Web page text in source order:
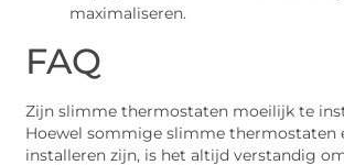
maximaliseren.
FAQ
Zijn slimme thermostaten moeilijk te
Hoewel sommige slimme thermostaten
installeren zijn, is het altijd verstandig